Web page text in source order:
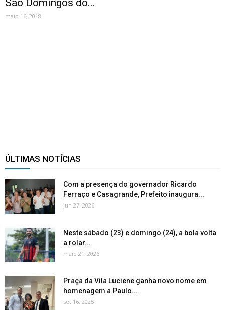
São Domingos do...
maio 16, 2018
ÚLTIMAS NOTÍCIAS
Com a presença do governador Ricardo
Ferraço e Casagrande, Prefeito inaugura...
jun 27, 2026
Neste sábado (23) e domingo (24), a bola volta
a rolar...
maio 21, 2026
Praça da Vila Luciene ganha novo nome em
homenagem a Paulo...
set 16, 2025